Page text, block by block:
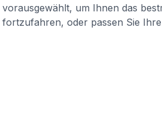
vorausgewählt, um Ihnen das
fortzufahren, oder passen Sie